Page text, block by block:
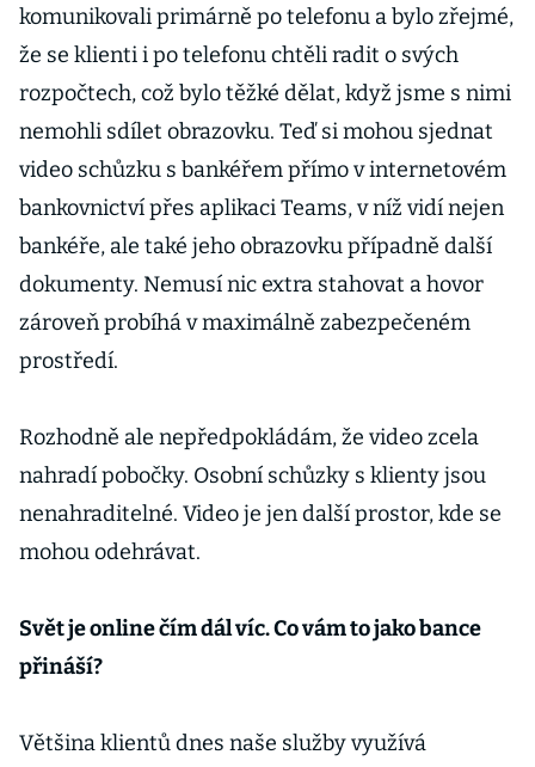
komunikovali primárně po telefonu a bylo zřejmé,
že se klienti i po telefonu chtěli radit o svých
rozpočtech, což bylo těžké dělat, když jsme s nimi
nemohli sdílet obrazovku. Teď si mohou sjednat
video schůzku s bankéřem přímo v internetovém
bankovnictví přes aplikaci Teams, v níž vidí nejen
bankéře, ale také jeho obrazovku případně další
dokumenty. Nemusí nic extra stahovat a hovor
zároveň probíhá v maximálně zabezpečeném
prostředí.
Rozhodně ale nepředpokládám, že video zcela
nahradí pobočky. Osobní schůzky s klienty jsou
nenahraditelné. Video je jen další prostor, kde se
mohou odehrávat.
Svět je online čím dál víc. Co vám to jako bance
přináší?
Většina klientů dnes naše služby využívá